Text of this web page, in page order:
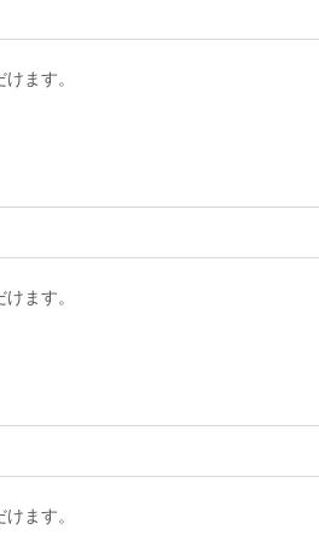
ます。
ます。
ます。